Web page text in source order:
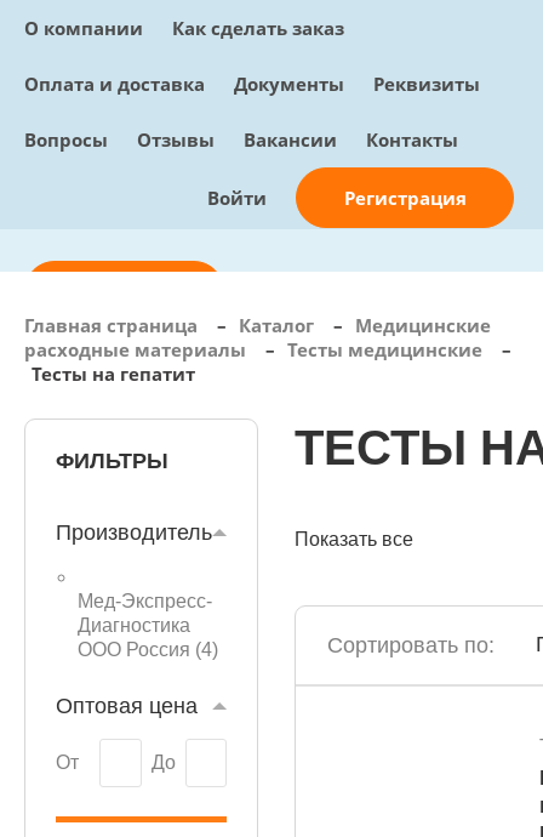
О компании Как сделать заказ
Оплата и доставка Документы Реквизиты
Вопросы Отзывы Вакансии Контакты
Войти Регистрация
info@sunmed.ru
+7 (495) 730-90-25
Перезвоните мне
0 позиций, 0 руб.
Главная страница – Каталог – Медицинские
расходные материалы
– Тесты медицинские
–
Тесты на гепатит
ФИЛЬТРЫ
Производитель
Мед-Экспресс-
Диагностика
ООО Россия (4)
Оптовая цена
От До
ТЕСТЫ
Показать все
Сортировать по: